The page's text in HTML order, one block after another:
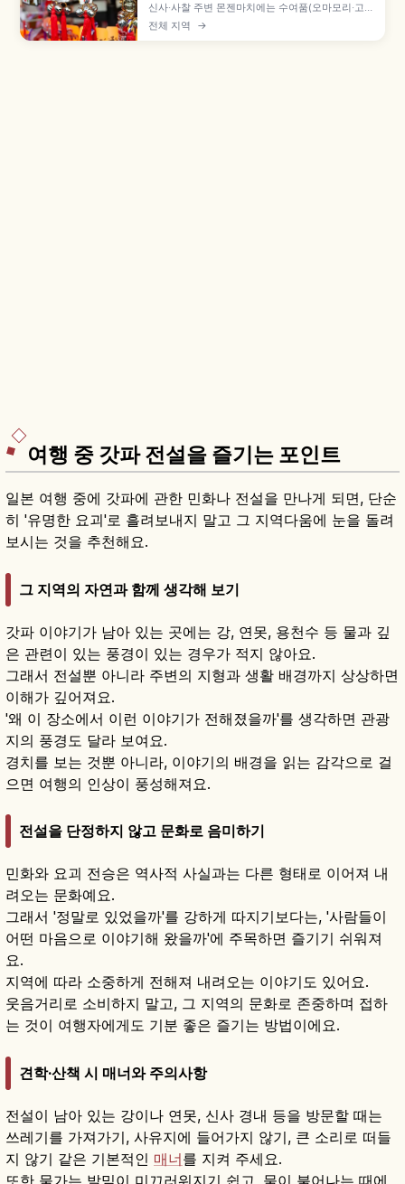
신사·사찰 주변 몬젠마치에는 수여품(오마모리·고슈
인·오후다)과 일반 잡화·공예품이 함께 진열됩니다.
수여품은 구입이 아닌 하쓰호료로 500~1,000엔
전체 지역 →
여행 중 갓파 전설을 즐기는 포인트
일본 여행 중에 갓파에 관한 민화나 전설을 만나게 되면, 단순
히 '유명한 요괴'로 흘려보내지 말고 그 지역다움에 눈을 돌려
보시는 것을 추천해요.
그 지역의 자연과 함께 생각해 보기
갓파 이야기가 남아 있는 곳에는 강, 연못, 용천수 등 물과 깊
은 관련이 있는 풍경이 있는 경우가 적지 않아요.
그래서 전설뿐 아니라 주변의 지형과 생활 배경까지 상상하면
이해가 깊어져요.
'왜 이 장소에서 이런 이야기가 전해졌을까'를 생각하면 관광
지의 풍경도 달라 보여요.
경치를 보는 것뿐 아니라, 이야기의 배경을 읽는 감각으로 걸
으면 여행의 인상이 풍성해져요.
전설을 단정하지 않고 문화로 음미하기
민화와 요괴 전승은 역사적 사실과는 다른 형태로 이어져 내
려오는 문화예요.
그래서 '정말로 있었을까'를 강하게 따지기보다는, '사람들이
어떤 마음으로 이야기해 왔을까'에 주목하면 즐기기 쉬워져
요.
지역에 따라 소중하게 전해져 내려오는 이야기도 있어요.
웃음거리로 소비하지 말고, 그 지역의 문화로 존중하며 접하
는 것이 여행자에게도 기분 좋은 즐기는 방법이에요.
견학·산책 시 매너와 주의사항
전설이 남아 있는 강이나 연못, 신사 경내 등을 방문할 때는
쓰레기를 가져가기, 사유지에 들어가지 않기, 큰 소리로 떠들
지 않기 같은 기본적인 매너를 지켜 주세요.
또한 물가는 발밑이 미끄러워지기 쉽고, 물이 불어나는 때에